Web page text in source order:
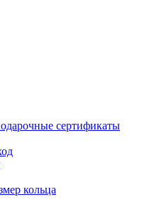
сертификаты
кольца